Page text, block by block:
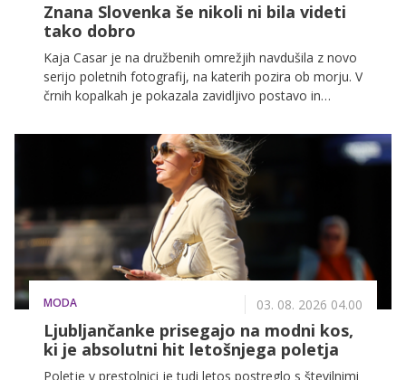
Znana Slovenka še nikoli ni bila videti
tako dobro
Kaja Casar je na družbenih omrežjih navdušila z novo
serijo poletnih fotografij, na katerih pozira ob morju. V
črnih kopalkah je pokazala zavidljivo postavo in
MODA 03. 08. 2026 04.00
Ljubljančanke prisegajo na modni kos,
ki je absolutni hit letošnjega poletja
Poletje v prestolnici je tudi letos postreglo s številnimi